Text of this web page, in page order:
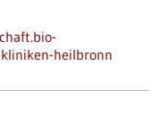
heilbronn